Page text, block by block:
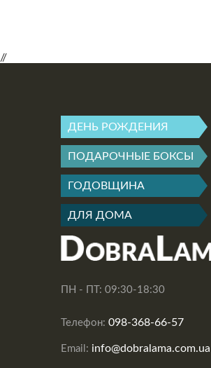
//
ДЕНЬ РОЖДЕНИЯ
ПОДАРОЧНЫЕ БОКСЫ
ГОДОВЩИНА
ДЛЯ ДОМА
ПН - ПТ: 09:30-18:30
Телефон: 098-368-66-57
Email: info@dobralama.com.ua